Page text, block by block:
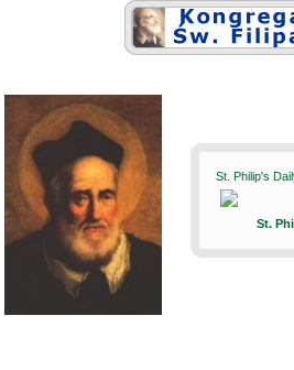
St. Philip's
St.